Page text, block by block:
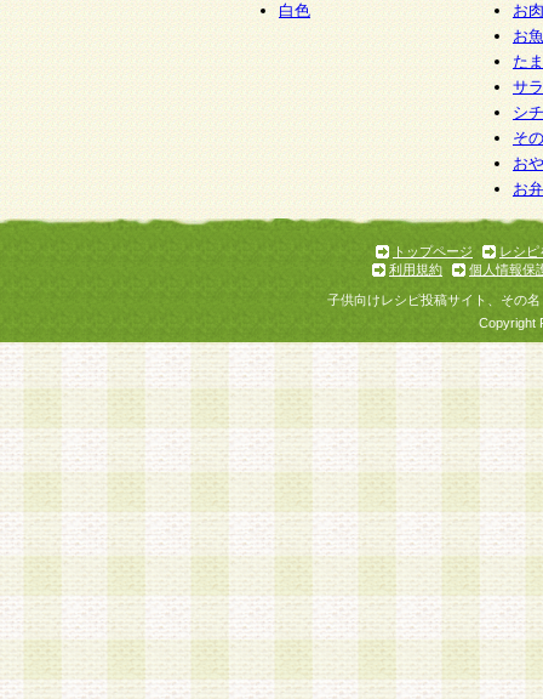
白色
お
お
た
サ
シ
そ
お
お
トップページ
レシピ
利用規約
個人情報保
子供向けレシピ投稿サイト、その
Copyright